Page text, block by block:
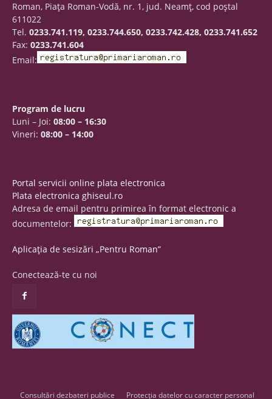
Roman, Piaţa Roman-Vodă, nr. 1, jud. Neamţ, cod poştal
611022
Tel. 0233.741.119, 0233.744.650, 0233.742.428, 0233.741.652
Fax: 0233.741.604
Email:
Program de lucru
Luni – Joi: 08:00 – 16:30
Vineri: 08:00 – 14:00
Portal servicii online plata electronica
Plata electronica ghiseul.ro
Adresa de email pentru primirea în format electronic a
documentelor:
Aplicația de sesizări „Pentru Roman”
Conectează-te cu noi
Consultări dezbateri publice Protecția datelor cu caracter personal